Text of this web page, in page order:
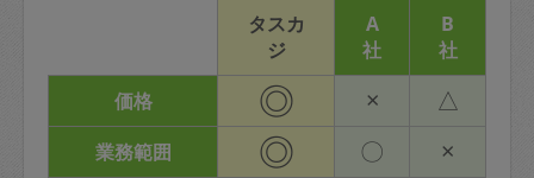
タスカ
ジ
A
社
B
社
価格
◎ × △
業務範囲 ◎ 〇 ×